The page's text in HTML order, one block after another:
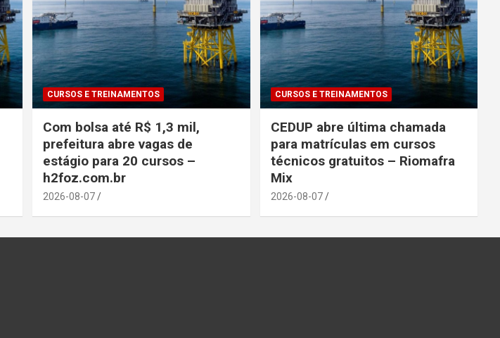
CURSOS E TREINAMENTOS
Com bolsa até R$ 1,3 mil,
prefeitura abre vagas de
estágio para 20 cursos –
h2foz.com.br
2026-08-07
CURSOS E TREINAMENTOS
CEDUP abre última chamada
para matrículas em cursos
técnicos gratuitos – Riomafra
Mix
2026-08-07